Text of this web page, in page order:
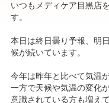
いつもメディケア目黒店
す。
本日は終日曇り予報、明
候が続いています。
今年は昨年と比べて気温
一方で天候や気温の変化
意識されている方も増え